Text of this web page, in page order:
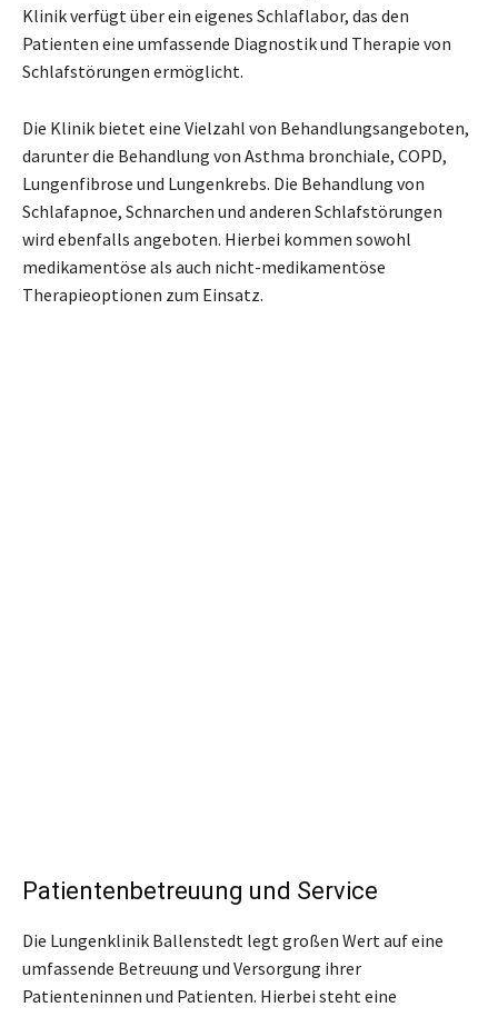
Klinik verfügt über ein eigenes Schlaflabor, das den
Patienten eine umfassende Diagnostik und Therapie von
Schlafstörungen ermöglicht.
Die Klinik bietet eine Vielzahl von Behandlungsangeboten,
darunter die Behandlung von Asthma bronchiale, COPD,
Lungenfibrose und Lungenkrebs. Die Behandlung von
Schlafapnoe, Schnarchen und anderen Schlafstörungen
wird ebenfalls angeboten. Hierbei kommen sowohl
medikamentöse als auch nicht-medikamentöse
Therapieoptionen zum Einsatz.
Patientenbetreuung und Service
Die Lungenklinik Ballenstedt legt großen Wert auf eine
umfassende Betreuung und Versorgung ihrer
Patienteninnen und Patienten. Hierbei steht eine